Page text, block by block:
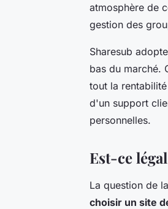
atmosphère de
gestion des
Sharesub
bas du marché.
tout la
d'un support
personnelles.
Est-ce
La question de
choisir un site